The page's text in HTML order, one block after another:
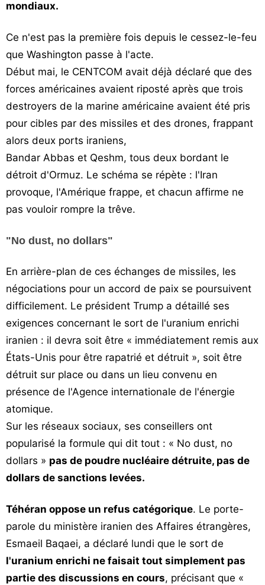
mondiaux.
Ce n'est pas la première fois depuis le cessez-le-feu
que Washington passe à l'acte.
Début mai, le CENTCOM avait déjà déclaré que des
forces américaines avaient riposté après que trois
destroyers de la marine américaine avaient été pris
pour cibles par des missiles et des drones, frappant
alors deux ports iraniens,
Bandar Abbas et Qeshm, tous deux bordant le
détroit d'Ormuz. Le schéma se répète : l'Iran
provoque, l'Amérique frappe, et chacun affirme ne
pas vouloir rompre la trêve.
"No dust, no dollars"
En arrière-plan de ces échanges de missiles, les
négociations pour un accord de paix se poursuivent
difficilement. Le président Trump a détaillé ses
exigences concernant le sort de l'uranium enrichi
iranien : il devra soit être « immédiatement remis aux
États-Unis pour être rapatrié et détruit », soit être
détruit sur place ou dans un lieu convenu en
présence de l'Agence internationale de l'énergie
atomique.
Sur les réseaux sociaux, ses conseillers ont
popularisé la formule qui dit tout : « No dust, no
dollars » pas de poudre nucléaire détruite, pas de
dollars de sanctions levées.
Téhéran oppose un refus catégorique. Le porte-
parole du ministère iranien des Affaires étrangères,
Esmaeil Baqaei, a déclaré lundi que le sort de
l'uranium enrichi ne faisait tout simplement pas
partie des discussions en cours, précisant que «